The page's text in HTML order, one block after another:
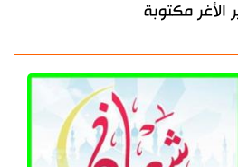
الأغر مكتوبة